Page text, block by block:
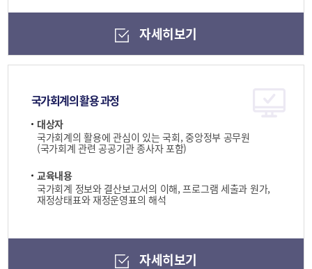
자세히보기
국가회계의 활용 과정
대상자
국가회계의 활용에 관심이 있는 국회, 중앙정부 공무원
(국가회계 관련 공공기관 종사자 포함)
교육내용
국가회계 정보와 결산보고서의 이해, 프로그램 세출과 원가,
재정상태표와 재정운영표의 해석
자세히보기